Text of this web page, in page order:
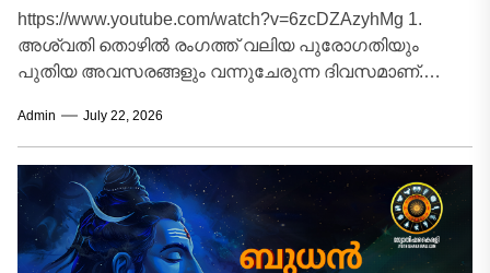
https://www.youtube.com/watch?v=6zcDZAzyhMg 1.
അശ്വതി തൊഴിൽ രംഗത്ത് വലിയ പുരോഗതിയും
പുതിയ അവസരങ്ങളും വന്നുചേരുന്ന ദിവസമാണ്.
പ്രത്യേക പ്രശംസയും പിന്തുണയും പ്രതീക്ഷിക്കാം.
നിർത്തിവെച്ച...
Admin July 22, 2026